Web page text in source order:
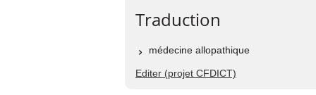
Traduction
médecine allopathique
Editer (projet CFDICT)